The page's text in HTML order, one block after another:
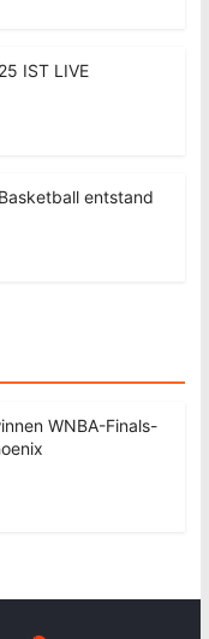
IST LIVE
entstand
WNBA-Finals-